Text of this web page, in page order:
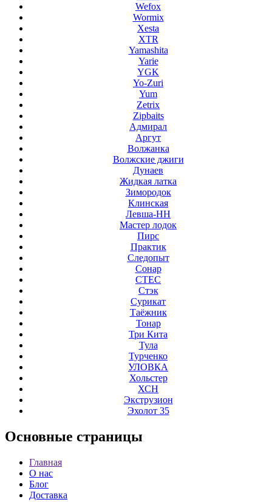
Wefox
Wormix
Xesta
XTR
Yamashita
Yarie
YGK
Yo-Zuri
Yum
Zetrix
Zipbaits
Адмирал
Аргут
Волжанка
Волжские джиги
Дунаев
Жидкая латка
Зимородок
Клинская
Левша-НН
Мастер лодок
Пирс
Практик
Следопыт
Сонар
СТЕС
Стэк
Сурикат
Таёжник
Тонар
Три Кита
Тула
Турченко
УЛОВКА
Хольстер
ХСН
Экструзион
Эхолот 35
Основные страницы
Главная
О нас
Блог
Доставка